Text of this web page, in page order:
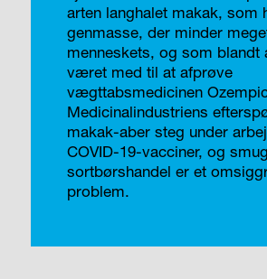
arten langhalet makak, som
genmasse, der minder
menneskets, og som blandt
været med til at afprøve
vægttabsmedicinen
Medicinalindustriens
makak-aber steg under
COVID-19-vacciner, og
sortbørshandel er et
problem.